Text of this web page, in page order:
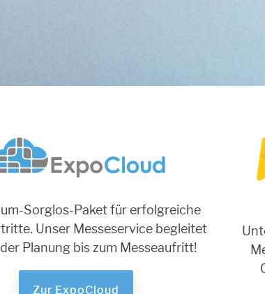
Sorglos-Paket für erfolgreiche
Unser Messeservice begleitet
Planung bis zum Messeaufritt!
Zur ExpoCloud